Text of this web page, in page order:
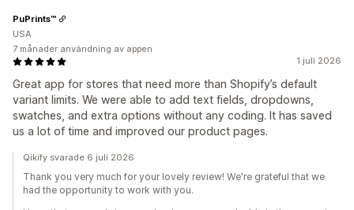
1 juli 2026
Great app for stores that need more than Shopify’s default
variant limits. We were able to add text fields, dropdowns,
swatches, and extra options without any coding. It has saved
us a lot of time and improved our product pages.
PuPrints™️
USA
7 månader användning av appen
Qikify svarade 6 juli 2026
Thank you very much for your lovely review! We're grateful that we
had the opportunity to work with you.